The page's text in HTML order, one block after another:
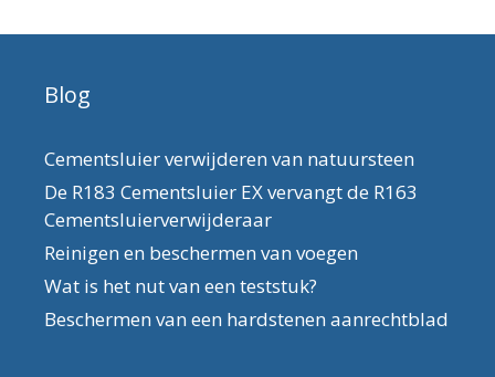
Blog
Cementsluier verwijderen van natuursteen
De R183 Cementsluier EX vervangt de R163
Cementsluierverwijderaar
Reinigen en beschermen van voegen
Wat is het nut van een teststuk?
Beschermen van een hardstenen aanrechtblad